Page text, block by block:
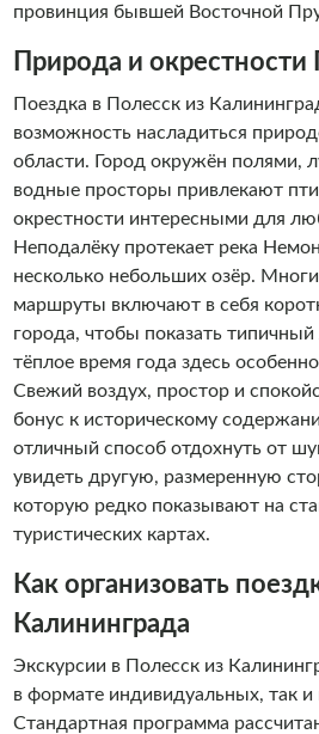
провинция бывшей Восточной
Природа и окрестности
Поездка в Полесск из
возможность насладиться
области. Город окружён полями,
водные просторы привлекают
окрестности интересными для
Неподалёку протекает река
несколько небольших озёр.
маршруты включают в себя
города, чтобы показать
тёплое время года здесь
Свежий воздух, простор и
бонус к историческому
отличный способ отдохнуть от
увидеть другую, размеренную
которую редко показывают на
туристических картах.
Как организовать
Калининграда
Экскурсии в Полесск из
в формате индивидуальных, так и
Стандартная программа